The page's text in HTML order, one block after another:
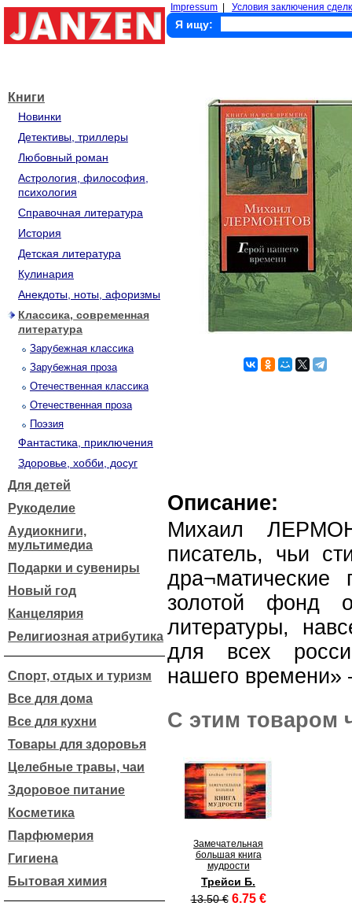
Impressum Условия заключения
Я ищу:
Книги
Новинки
Детективы, триллеры
Любовный роман
Астрология, философия,
психология
Справочная литература
История
Детская литература
Кулинария
Анекдоты, ноты, афоризмы
Классика, современная
литература
Зарубежная классика
Зарубежная проза
Отечественная классика
Отечественная проза
Поэзия
Фантастика, приключения
Здоровье, хобби, досуг
Для детей
Рукоделие
Аудиокниги,
мультимедиа
Подарки и сувениры
Новый год
Канцелярия
Религиозная атрибутика
Спорт, отдых и туризм
Все для дома
Все для кухни
Товары для здоровья
Целебные травы, чаи
Здоровое питание
Косметика
Парфюмерия
Гигиена
Бытовая химия
Описание:
Михаил
писатель, чьи
золотой фонд
литературы,
для всех
нашего
С этим товаром
Замечательная
большая книга
мудрости
Трейси Б.
13.50 € 6.75 €